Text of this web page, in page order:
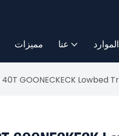
مميزات عنا الموارد